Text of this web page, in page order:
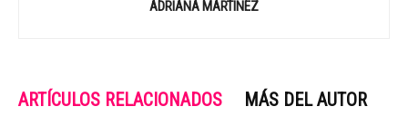
ADRIANA MARTINEZ
ARTÍCULOS RELACIONADOS MÁS DEL AUTOR